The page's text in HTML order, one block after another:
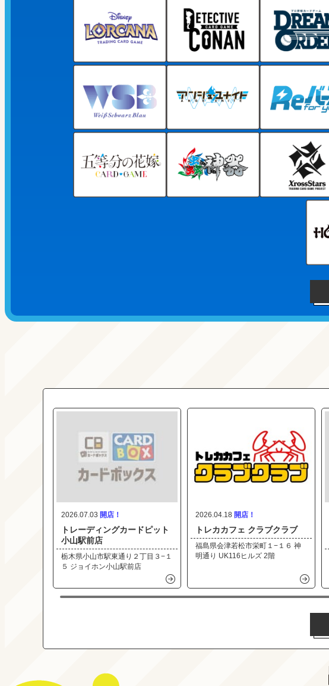
2026.07.03
トレーディングカードピット
小山駅前店
栃木県小山市駅東通り２丁目３−１
５ ジョイホン小山駅前店
2026.04.18
トレカカフェ クラブクラブ
福島県会津若松市栄町１−１６ 神
明通り UK116ヒルズ 2階